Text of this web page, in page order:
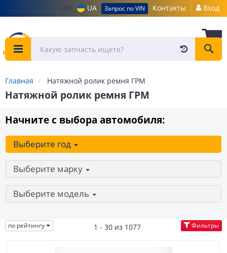
RU UA Запрос по VIN Контакты Вход
Главная Натяжной ролик ремня ГРМ
Натяжной ролик ремня ГРМ
Начните с выбора автомобиля:
Выберите год
Выберите марку
Выберите модель
по рейтингу 1 - 30 из 1077 Фильтры